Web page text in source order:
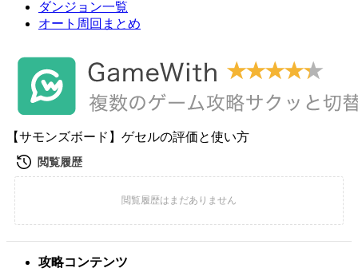
ダンジョン一覧
オート周回まとめ
【サモンズボード】ゲセルの評価と使い方
攻略コンテンツ